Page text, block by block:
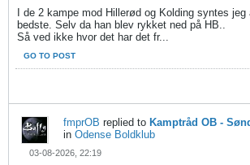
I de 2 kampe mod Hillerød og Kolding syntes
bedste. Selv da han blev rykket ned på HB..
Så ved ikke hvor det har det fr...
GO TO POST
fmprOB replied to Kamptråd OB -
in Odense Boldklub
03-08-2026, 22:19